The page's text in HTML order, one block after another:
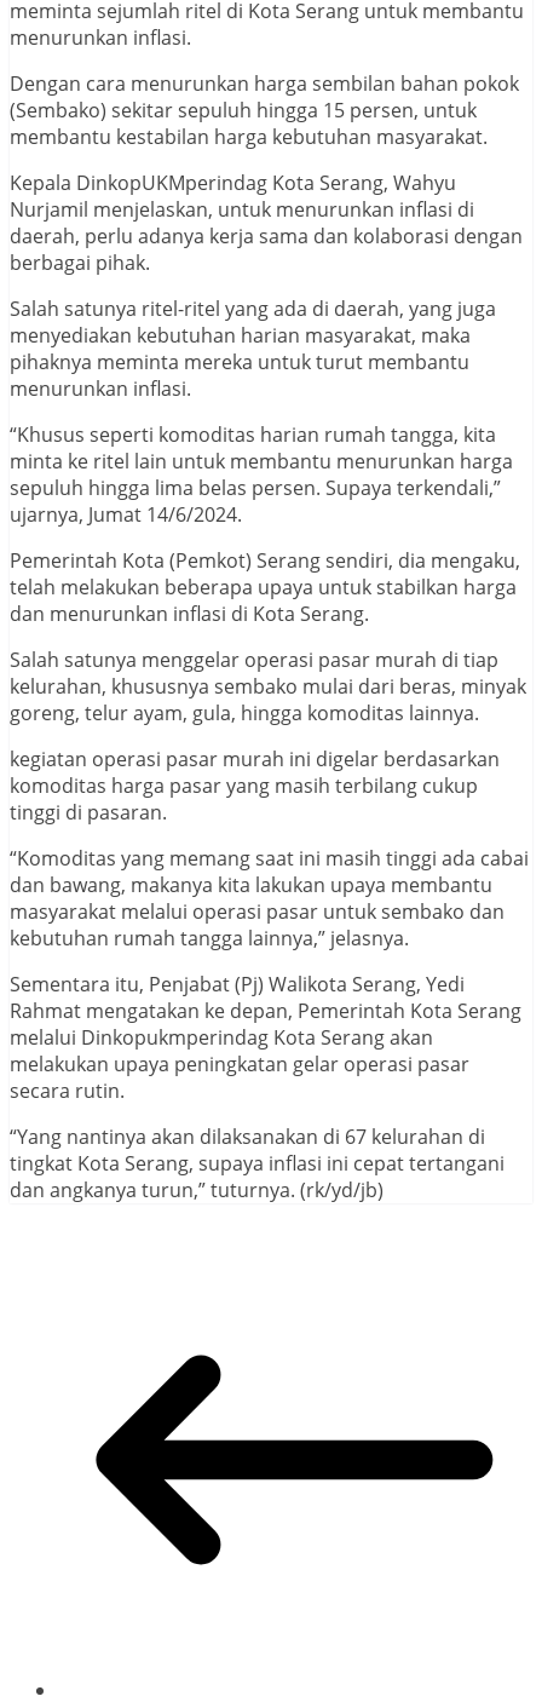
meminta sejumlah ritel di Kota Serang untuk membantu
menurunkan inflasi.
Dengan cara menurunkan harga sembilan bahan pokok
(Sembako) sekitar sepuluh hingga 15 persen, untuk
membantu kestabilan harga kebutuhan masyarakat.
Kepala DinkopUKMperindag Kota Serang, Wahyu
Nurjamil menjelaskan, untuk menurunkan inflasi di
daerah, perlu adanya kerja sama dan kolaborasi dengan
berbagai pihak.
Salah satunya ritel-ritel yang ada di daerah, yang juga
menyediakan kebutuhan harian masyarakat, maka
pihaknya meminta mereka untuk turut membantu
menurunkan inflasi.
“Khusus seperti komoditas harian rumah tangga, kita
minta ke ritel lain untuk membantu menurunkan harga
sepuluh hingga lima belas persen. Supaya terkendali,”
ujarnya, Jumat 14/6/2024.
Pemerintah Kota (Pemkot) Serang sendiri, dia mengaku,
telah melakukan beberapa upaya untuk stabilkan harga
dan menurunkan inflasi di Kota Serang.
Salah satunya menggelar operasi pasar murah di tiap
kelurahan, khususnya sembako mulai dari beras, minyak
goreng, telur ayam, gula, hingga komoditas lainnya.
kegiatan operasi pasar murah ini digelar berdasarkan
komoditas harga pasar yang masih terbilang cukup
tinggi di pasaran.
“Komoditas yang memang saat ini masih tinggi ada cabai
dan bawang, makanya kita lakukan upaya membantu
masyarakat melalui operasi pasar untuk sembako dan
kebutuhan rumah tangga lainnya,” jelasnya.
Sementara itu, Penjabat (Pj) Walikota Serang, Yedi
Rahmat mengatakan ke depan, Pemerintah Kota Serang
melalui Dinkopukmperindag Kota Serang akan
melakukan upaya peningkatan gelar operasi pasar
secara rutin.
“Yang nantinya akan dilaksanakan di 67 kelurahan di
tingkat Kota Serang, supaya inflasi ini cepat tertangani
dan angkanya turun,” tuturnya. (rk/yd/jb)